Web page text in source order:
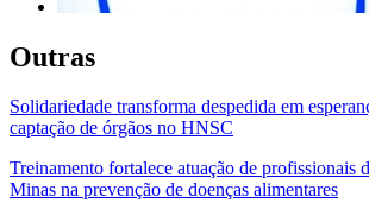
Outras
Solidariedade transforma despedida em
captação de órgãos no HNSC
Treinamento fortalece atuação de profissionais
Minas na prevenção de doenças alimentares